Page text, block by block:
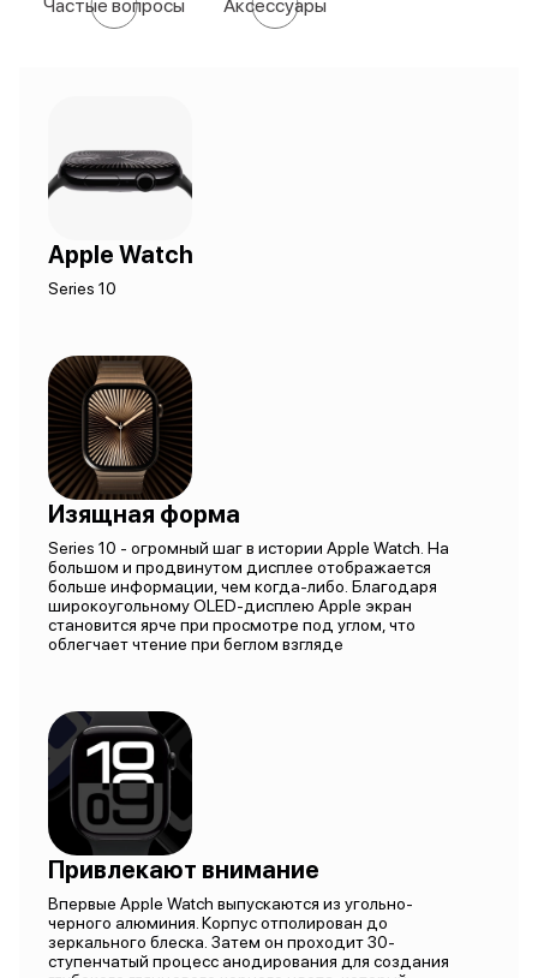
Частые вопросы Аксессуары
Apple Watch
Series 10
Изящная форма
Series 10 - огромный шаг в истории Apple Watch. На
большом и продвинутом дисплее отображается
больше информации, чем когда-либо. Благодаря
широкоугольному OLED-дисплею Apple экран
становится ярче при просмотре под углом, что
облегчает чтение при беглом взгляде
Привлекают внимание
Впервые Apple Watch выпускаются из угольно-
черного алюминия. Корпус отполирован до
зеркального блеска. Затем он проходит 30-
ступенчатый процесс анодирования для создания